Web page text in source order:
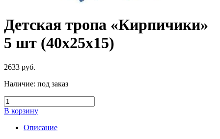
Детская тропа «Кирпичики»
5 шт (40x25x15)
2633 руб.
Наличие: под заказ
В корзину
Описание